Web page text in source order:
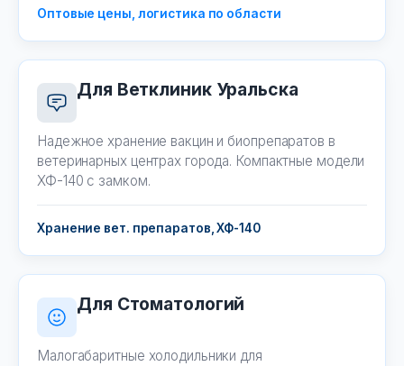
Оптовые цены, логистика по области
Для Ветклиник Уральска
Надежное хранение вакцин и биопрепаратов в
ветеринарных центрах города. Компактные модели
ХФ-140 с замком.
Хранение вет. препаратов, ХФ-140
Для Стоматологий
Малогабаритные холодильники для